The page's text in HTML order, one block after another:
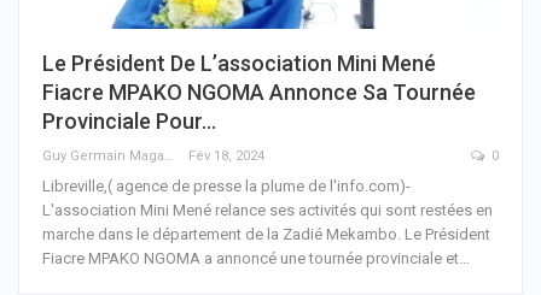
Le Président De L’association Mini Mené
Fiacre MPAKO NGOMA Annonce Sa Tournée
Provinciale Pour…
Guy Germain Maganga Nziengui Fév 18, 2024 0
Libreville,( agence de presse la plume de l'info.com)-
L'association Mini Mené relance ses activités qui sont restées en
marche dans le département de la Zadié Mekambo. Le Président
Fiacre MPAKO NGOMA a annoncé une tournée provinciale et